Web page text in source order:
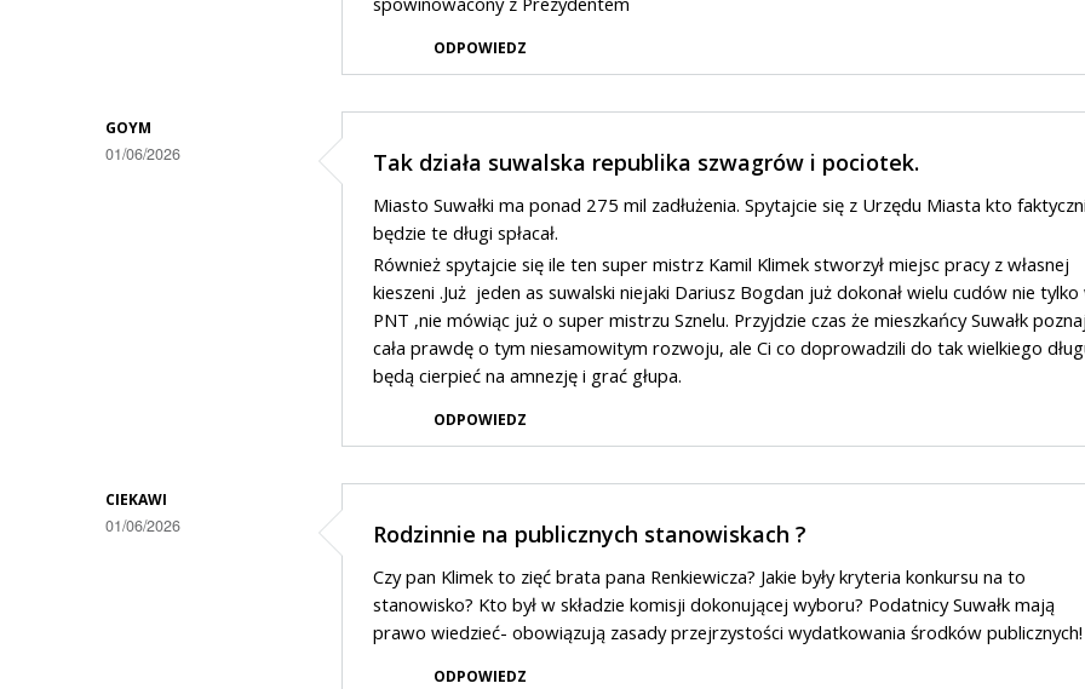
ODPOWIEDZ
GOYM
01/06/2026 Tak działa suwalska republika szwagrów i pociotek.
Miasto Suwałki ma ponad 275 mil zadłużenia. Spytajcie się z Urzędu Miasta kto
będzie te długi spłacał.
Również spytajcie się ile ten super mistrz Kamil Klimek stworzył miejsc pracy z własnej
kieszeni .Już jeden as suwalski niejaki Dariusz Bogdan już dokonał wielu cudów nie tylko
PNT ,nie mówiąc już o super mistrzu Sznelu. Przyjdzie czas że mieszkańcy Suwałk
cała prawdę o tym niesamowitym rozwoju, ale Ci co doprowadzili do tak wielkiego
będą cierpieć na amnezję i grać głupa.
ODPOWIEDZ
CIEKAWI
01/06/2026 Rodzinnie na publicznych stanowiskach ?
Czy pan Klimek to zięć brata pana Renkiewicza? Jakie były kryteria konkursu na to
stanowisko? Kto był w składzie komisji dokonującej wyboru? Podatnicy Suwałk mają
prawo wiedzieć- obowiązują zasady przejrzystości wydatkowania środków publicznych!
ODPOWIEDZ